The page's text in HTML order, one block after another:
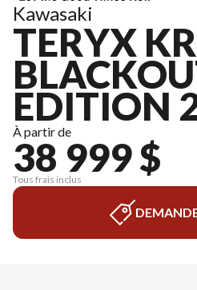
Kawasaki
TERYX
EDITION
À partir de
38 999 $
Tous frais inclus